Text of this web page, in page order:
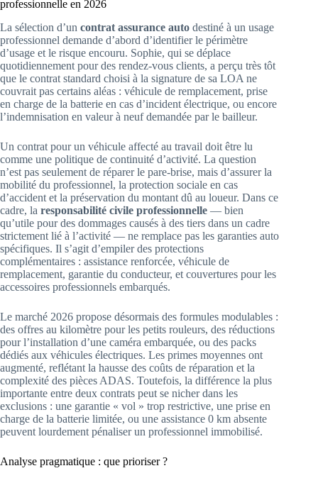
professionnelle en 2026
La sélection d’un contrat assurance auto destiné à un usage
professionnel demande d’abord d’identifier le périmètre
d’usage et le risque encouru. Sophie, qui se déplace
quotidiennement pour des rendez‑vous clients, a perçu très tôt
que le contrat standard choisi à la signature de sa LOA ne
couvrait pas certains aléas : véhicule de remplacement, prise
en charge de la batterie en cas d’incident électrique, ou encore
l’indemnisation en valeur à neuf demandée par le bailleur.
Un contrat pour un véhicule affecté au travail doit être lu
comme une politique de continuité d’activité. La question
n’est pas seulement de réparer le pare‑brise, mais d’assurer la
mobilité du professionnel, la protection sociale en cas
d’accident et la préservation du montant dû au loueur. Dans ce
cadre, la responsabilité civile professionnelle — bien
qu’utile pour des dommages causés à des tiers dans un cadre
strictement lié à l’activité — ne remplace pas les garanties auto
spécifiques. Il s’agit d’empiler des protections
complémentaires : assistance renforcée, véhicule de
remplacement, garantie du conducteur, et couvertures pour les
accessoires professionnels embarqués.
Le marché 2026 propose désormais des formules modulables :
des offres au kilomètre pour les petits rouleurs, des réductions
pour l’installation d’une caméra embarquée, ou des packs
dédiés aux véhicules électriques. Les primes moyennes ont
augmenté, reflétant la hausse des coûts de réparation et la
complexité des pièces ADAS. Toutefois, la différence la plus
importante entre deux contrats peut se nicher dans les
exclusions : une garantie « vol » trop restrictive, une prise en
charge de la batterie limitée, ou une assistance 0 km absente
peuvent lourdement pénaliser un professionnel immobilisé.
Analyse pragmatique : que prioriser ?